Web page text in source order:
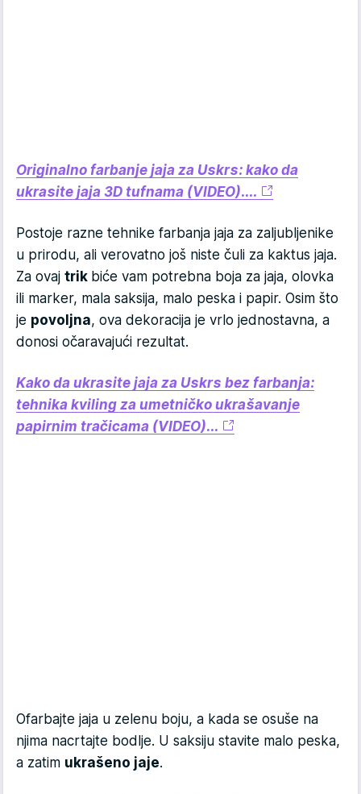
Originalno farbanje jaja za Uskrs: kako da
ukrasite jaja 3D tufnama (VIDEO)....
Postoje razne tehnike farbanja jaja za zaljubljenike
u prirodu, ali verovatno još niste čuli za kaktus jaja.
Za ovaj trik biće vam potrebna boja za jaja, olovka
ili marker, mala saksija, malo peska i papir. Osim što
je povoljna, ova dekoracija je vrlo jednostavna, a
donosi očaravajući rezultat.
Kako da ukrasite jaja za Uskrs bez farbanja:
tehnika kviling za umetničko ukrašavanje
papirnim tračicama (VIDEO)...
Ofarbajte jaja u zelenu boju, a kada se osuše na
njima nacrtajte bodlje. U saksiju stavite malo peska,
a zatim ukrašeno jaje.